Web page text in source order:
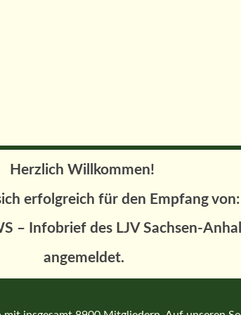
Herzlich Willkommen!
erfolgreich für den Empfang von:
– Infobrief des LJV Sachsen-
angemeldet.